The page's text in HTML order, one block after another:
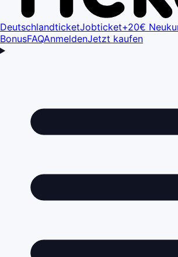
DeutschlandticketJobticket+20€
BonusFAQAnmeldenJetzt kaufen